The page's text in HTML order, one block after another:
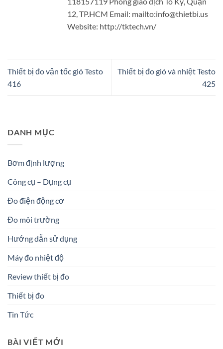
12, TP.HCM Email: mailto:info@thietbi.us
Website: http://tktech.vn/
Thiết bị đo vận tốc gió Testo
416
Thiết bị đo gió và nhiệt Testo
425
DANH MỤC
Bơm định lượng
Công cụ – Dụng cụ
Đo điện động cơ
Đo môi trường
Hướng dẫn sử dụng
Máy đo nhiệt độ
Review thiết bị đo
Thiết bị đo
Tin Tức
BÀI VIẾT MỚI